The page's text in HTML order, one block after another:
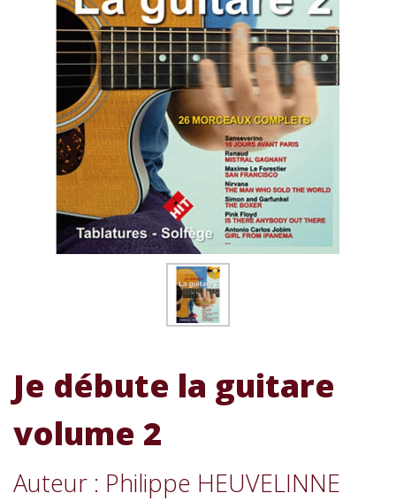
Je débute la guitare
volume 2
Auteur : Philippe HEUVELINNE